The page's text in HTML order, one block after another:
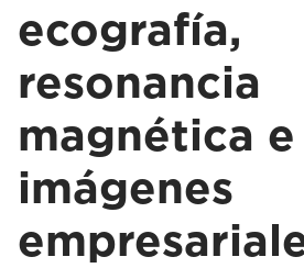
ecografía,
resonancia
magnética e
imágenes